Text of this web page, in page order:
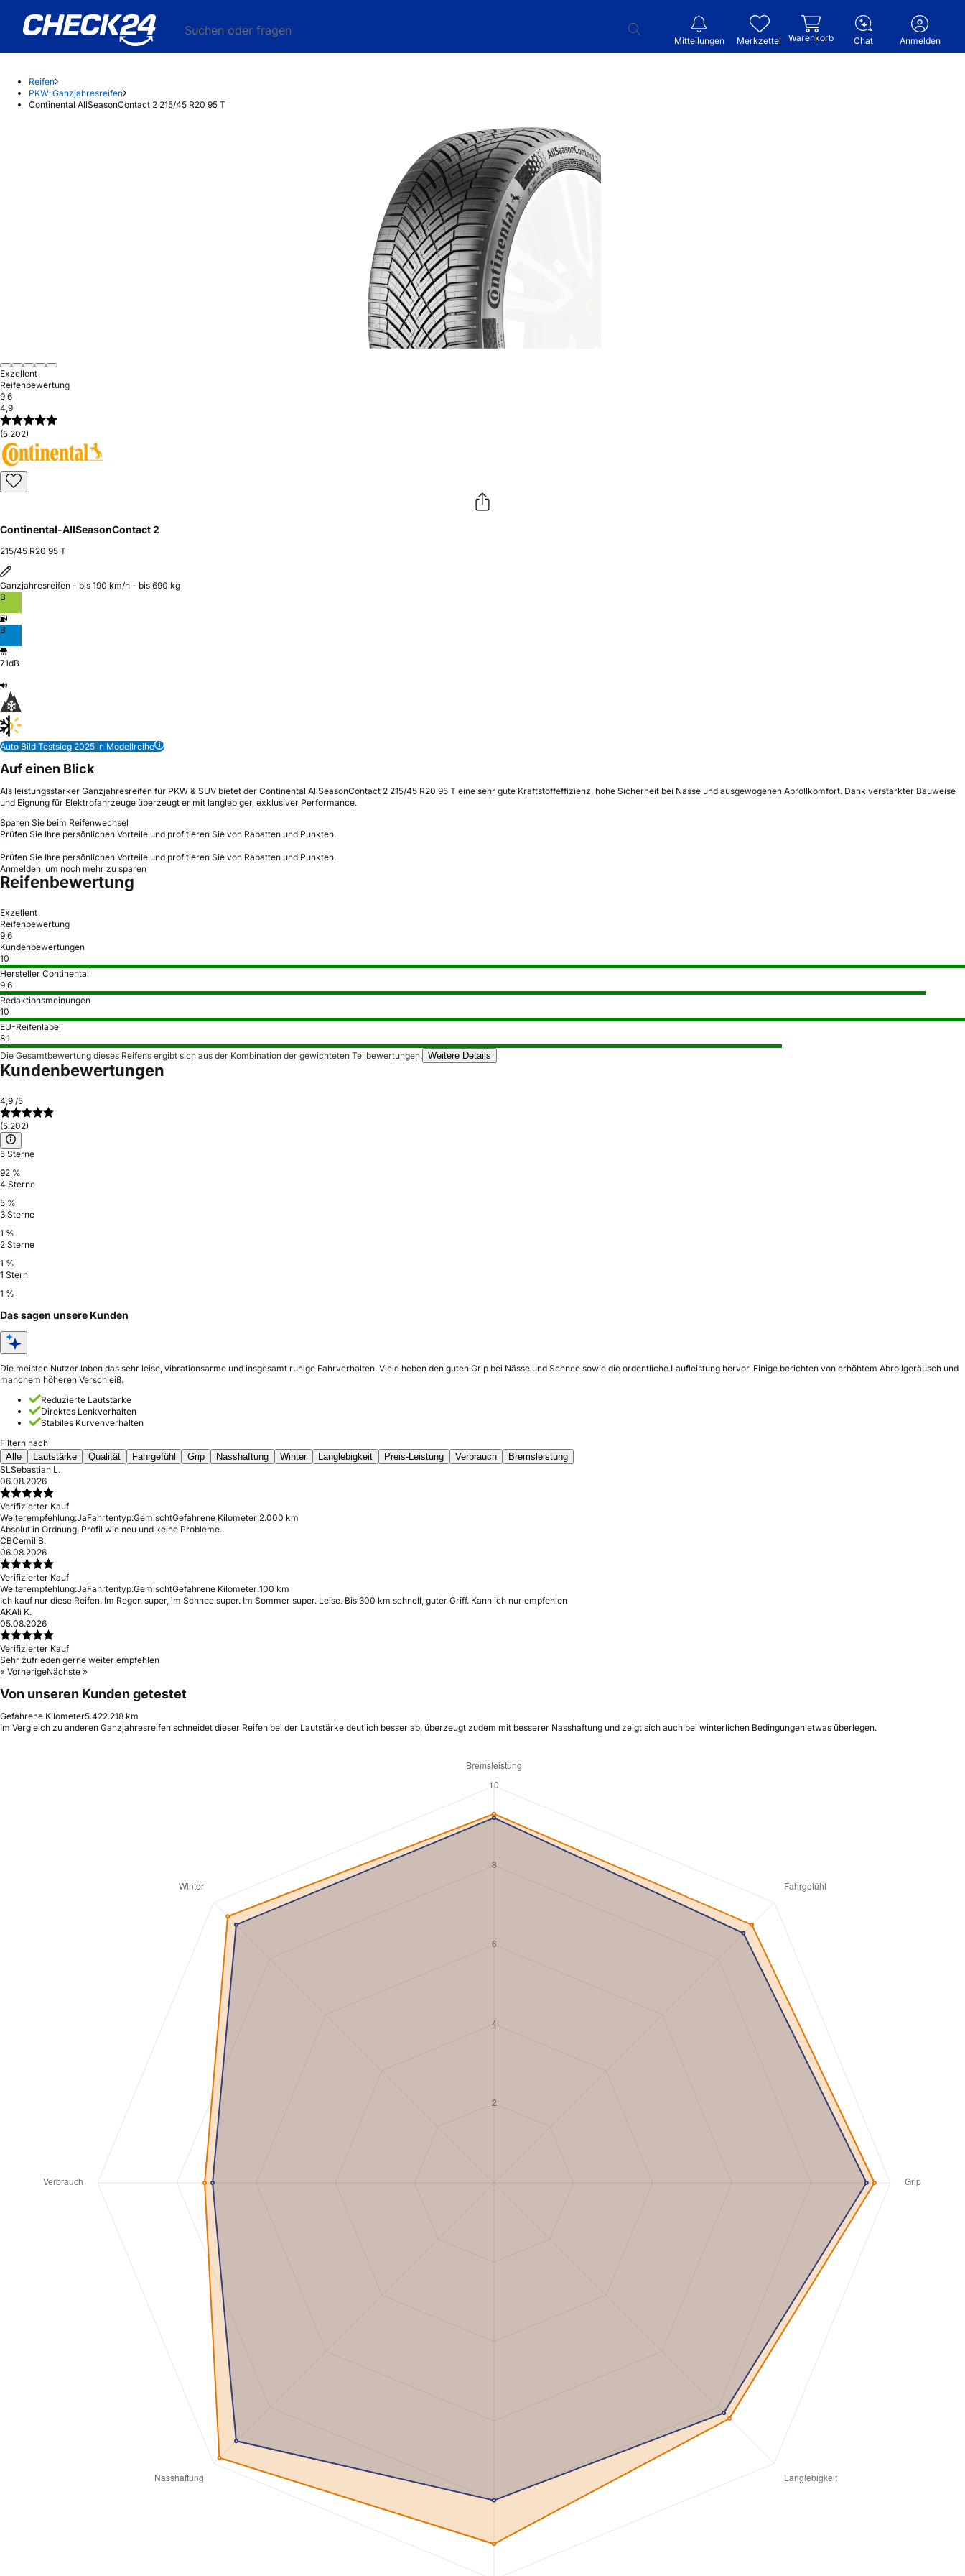
Suchen oder fragen
Mitteilungen Merkzettel Warenkorb Chat Anmelden
Reifen
PKW-Ganzjahresreifen
Continental AllSeasonContact 2 215/45 R20 95 T
Exzellent
Reifenbewertung
9,6
4,9
(5.202)
Continental-AllSeasonContact 2
215/45 R20 95 T
Ganzjahresreifen - bis 190 km/h - bis 690 kg
B
B
71dB
Auto Bild Testsieg 2025 in Modellreihe
Auf einen Blick
Als leistungsstarker Ganzjahresreifen für PKW & SUV bietet der Continental AllSeasonContact 2 215/45 R20 95 T eine sehr gute Kraftstoffeffizienz, hohe Sicherheit bei Nässe und ausgewogenen Abrollkomfort. Dank verstärkter Bauweise
und Eignung für Elektrofahrzeuge überzeugt er mit langlebiger, exklusiver Performance.
Sparen Sie beim Reifenwechsel
Prüfen Sie Ihre persönlichen Vorteile und profitieren Sie von Rabatten und Punkten.
Prüfen Sie Ihre persönlichen Vorteile und profitieren Sie von Rabatten und Punkten.
Anmelden, um noch mehr zu sparen
Reifenbewertung
Exzellent
Reifenbewertung
9,6
Kundenbewertungen
10
Hersteller Continental
9,6
Redaktionsmeinungen
10
EU-Reifenlabel
8,1
Die Gesamtbewertung dieses Reifens ergibt sich aus der Kombination der gewichteten Teilbewertungen. Weitere Details
Kundenbewertungen
4,9 /5
(5.202)
5 Sterne
92 %
4 Sterne
5 %
3 Sterne
1 %
2 Sterne
1 %
1 Stern
1 %
Das sagen unsere Kunden
Die meisten Nutzer loben das sehr leise, vibrationsarme und insgesamt ruhige Fahrverhalten. Viele heben den guten Grip bei Nässe und Schnee sowie die ordentliche Laufleistung hervor. Einige berichten von erhöhtem Abrollgeräusch und
manchem höheren Verschleiß.
Reduzierte Lautstärke
Direktes Lenkverhalten
Stabiles Kurvenverhalten
Filtern nach
Alle
Lautstärke Qualität Fahrgefühl Grip Nasshaftung Winter Langlebigkeit Preis-Leistung Verbrauch
Bremsleistung
SLSebastian L.
06.08.2026
Verifizierter Kauf
Weiterempfehlung:JaFahrtentyp:GemischtGefahrene Kilometer:2.000 km
Absolut in Ordnung. Profil wie neu und keine Probleme.
CBCemil B.
06.08.2026
Verifizierter Kauf
Weiterempfehlung:JaFahrtentyp:GemischtGefahrene Kilometer:100 km
Ich kauf nur diese Reifen. Im Regen super, im Schnee super. Im Sommer super. Leise. Bis 300 km schnell, guter Griff. Kann ich nur empfehlen
AKAli K.
05.08.2026
Verifizierter Kauf
Sehr zufrieden gerne weiter empfehlen
« VorherigeNächste »
Von unseren Kunden getestet
Gefahrene Kilometer5.422.218 km
Im Vergleich zu anderen Ganzjahresreifen schneidet dieser Reifen bei der Lautstärke deutlich besser ab, überzeugt zudem mit besserer Nasshaftung und zeigt sich auch bei winterlichen Bedingungen etwas überlegen.